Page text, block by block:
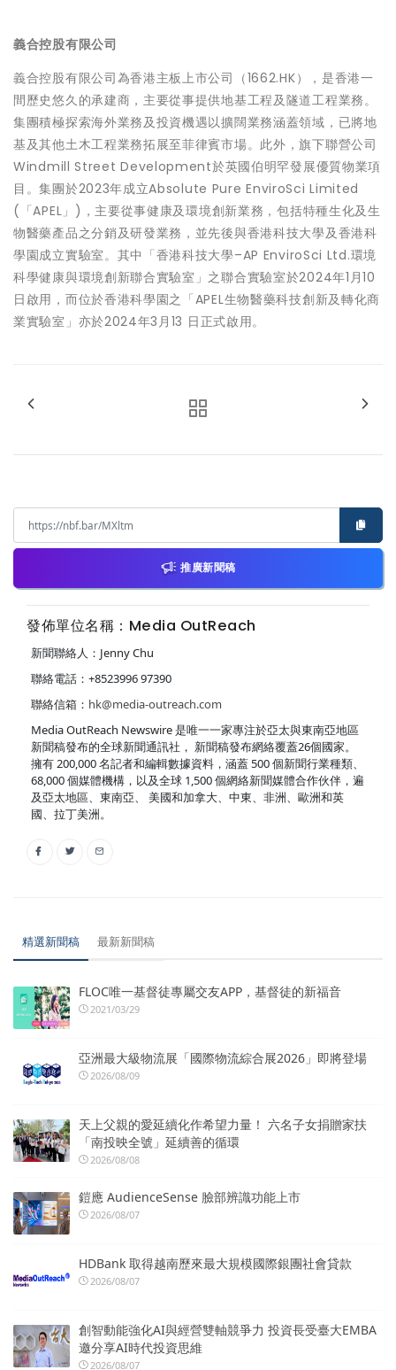
義合控股有限公司
義合控股有限公司為香港主板上市公司（1662.HK），是香港一
間歷史悠久的承建商，主要從事提供地基工程及隧道工程業務。
集團積極探索海外業務及投資機遇以擴闊業務涵蓋領域，已將地
基及其他土木工程業務拓展至菲律賓市場。此外，旗下聯營公司
Windmill Street Development於英國伯明罕發展優質物業項
目。集團於2023年成立Absolute Pure EnviroSci Limited
(「APEL」)，主要從事健康及環境創新業務，包括特種生化及生
物醫藥產品之分銷及研發業務，並先後與香港科技大學及香港科
學園成立實驗室。其中「香港科技大學–AP EnviroSci Ltd.環境
科學健康與環境創新聯合實驗室」之聯合實驗室於2024年1月10
日啟用，而位於香港科學園之「APEL生物醫藥科技創新及轉化商
業實驗室」亦於2024年3月13 日正式啟用。
推廣新聞稿
發佈單位名稱：Media OutReach
新聞聯絡人：Jenny Chu
聯絡電話：+8523996 97390
聯絡信箱： hk@media-outreach.com
Media OutReach Newswire 是唯一一家專注於亞太與東南亞地區
新聞稿發布的全球新聞通訊社， 新聞稿發布網絡覆蓋26個國家。
擁有 200,000 名記者和編輯數據資料，涵蓋 500 個新聞行業種類、
68,000 個媒體機構，以及全球 1,500 個網絡新聞媒體合作伙伴，遍
及亞太地區、東南亞、 美國和加拿大、中東、非洲、歐洲和英
國、拉丁美洲。
精選新聞稿 最新新聞稿
FLOC唯一基督徒專屬交友APP，基督徒的新福音
2021/03/29
亞洲最大級物流展「國際物流綜合展2026」即將登場
2026/08/09
天上父親的愛延續化作希望力量！ 六名子女捐贈家扶
「南投映全號」延續善的循環
2026/08/08
鎧應 AudienceSense 臉部辨識功能上市
2026/08/07
HDBank 取得越南歷來最大規模國際銀團社會貸款
2026/08/07
創智動能強化AI與經營雙軸競爭力 投資長受臺大EMBA
邀分享AI時代投資思維
2026/08/07